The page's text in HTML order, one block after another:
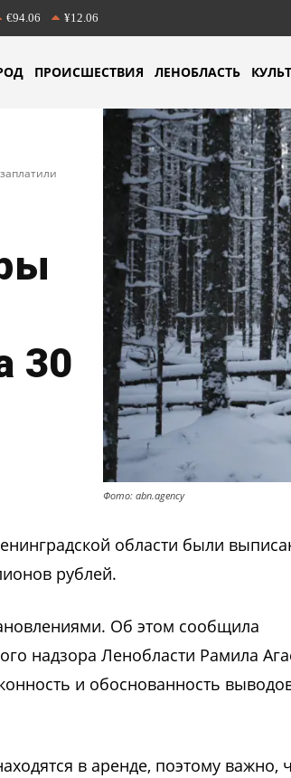
€94.06 ¥12.06
ПРОИСШЕСТВИЯ ЛЕНОБЛАСТЬ
30
Фото: abn.agency
области были
рублей.
Об этом сообщила
надзора Ленобласти Рамила
и обоснованность
в аренде, поэтому важно,